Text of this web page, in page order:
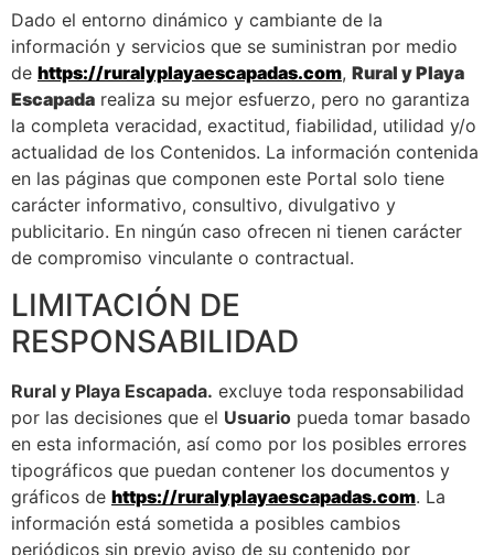
Dado el entorno dinámico y cambiante de la
información y servicios que se suministran por medio
de https://ruralyplayaescapadas.com, Rural y Playa
Escapada realiza su mejor esfuerzo, pero no garantiza
la completa veracidad, exactitud, fiabilidad, utilidad y/o
actualidad de los Contenidos. La información contenida
en las páginas que componen este Portal solo tiene
carácter informativo, consultivo, divulgativo y
publicitario. En ningún caso ofrecen ni tienen carácter
de compromiso vinculante o contractual.
LIMITACIÓN DE
RESPONSABILIDAD
Rural y Playa Escapada. excluye toda responsabilidad
por las decisiones que el Usuario pueda tomar basado
en esta información, así como por los posibles errores
tipográficos que puedan contener los documentos y
gráficos de https://ruralyplayaescapadas.com. La
información está sometida a posibles cambios
periódicos sin previo aviso de su contenido por